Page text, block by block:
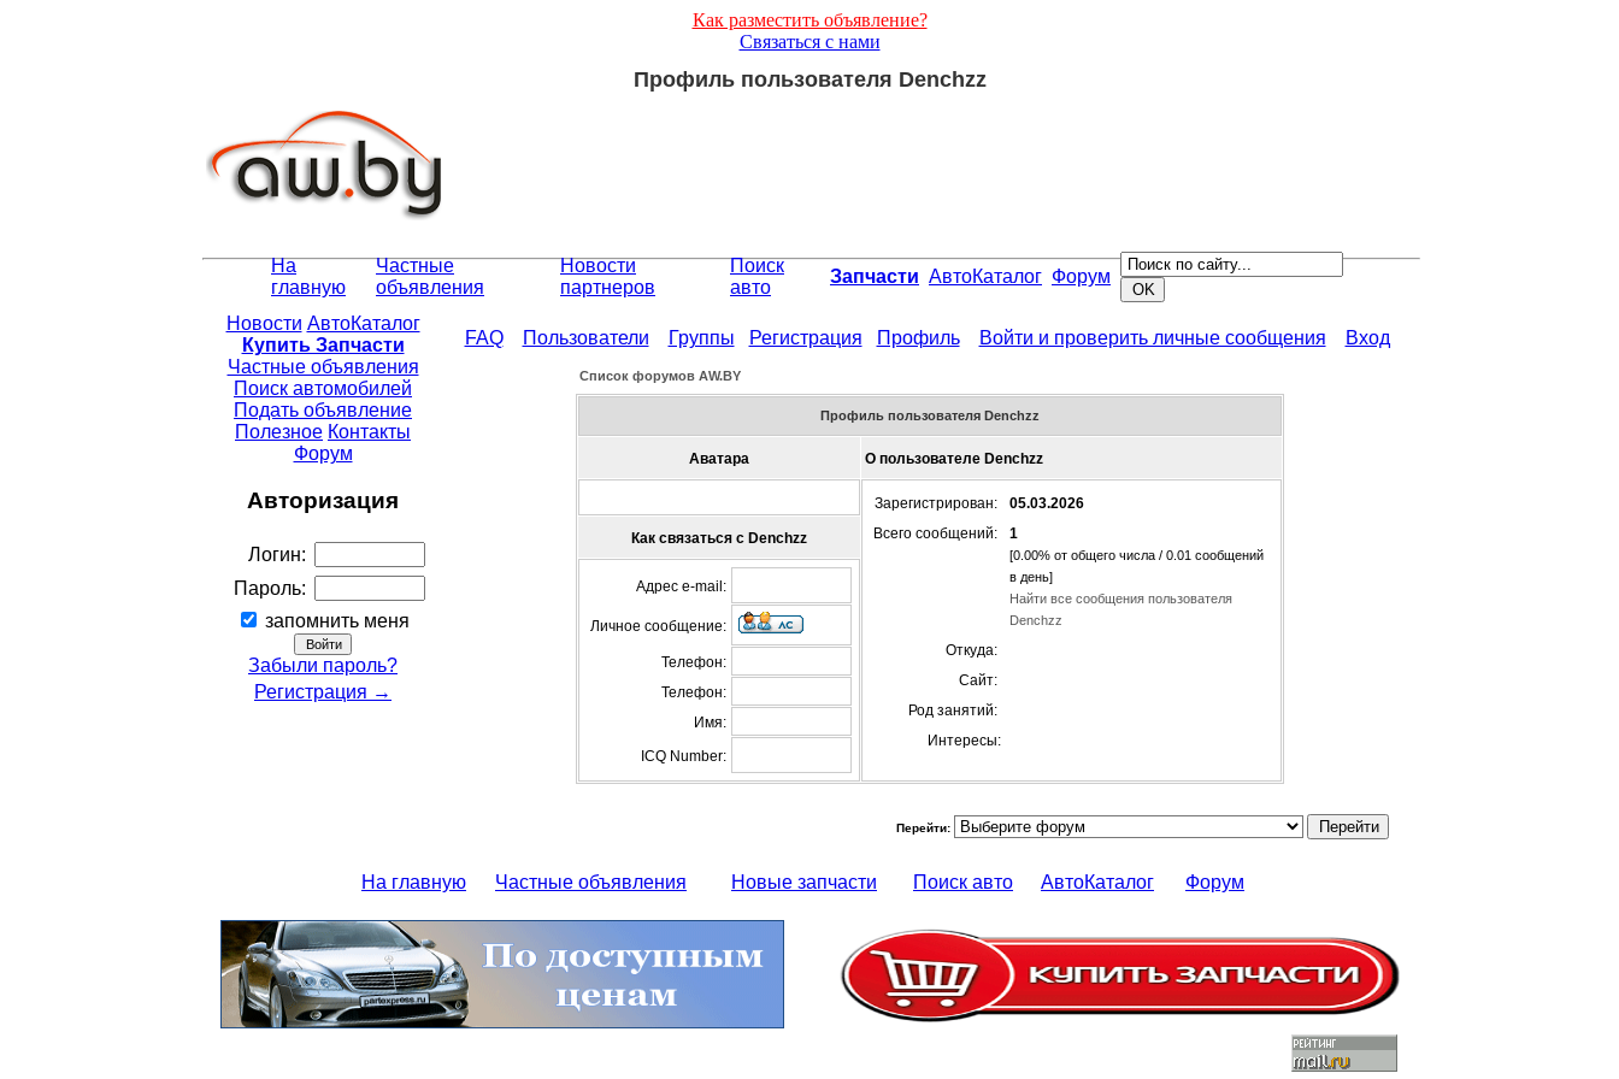
Как разместить объявление?
Связаться с нами
Профиль пользователя Denchzz
На
главную
Частные
объявления
Новости
партнеров
Поиск
авто
Запчасти АвтоКаталог Форум
Новости АвтоКаталог
Купить Запчасти
Частные объявления
Поиск автомобилей
Подать объявление
Полезное Контакты
Форум
Авторизация
Логин:
Пароль:
запомнить меня
Забыли пароль?
Регистрация →
FAQ Пользователи Группы Регистрация Профиль Войти и проверить личные сообщения Вход
Список форумов АW.BY
Профиль пользователя Denchzz
Аватара О пользователе Denchzz
Зарегистрирован:
05.03.2026
Всего сообщений:
1
[0.00% от общего числа / 0.01 сообщений
в день]
Найти все сообщения пользователя
Denchzz
Откуда:
Сайт:
Род занятий:
Интересы:
Как связаться с Denchzz
Адрес e-mail:
Личное сообщение:
Телефон:
Телефон:
Имя:
ICQ Number:
Перейти:
На главную Частные объявления Новые запчасти Поиск авто АвтоКаталог Форум